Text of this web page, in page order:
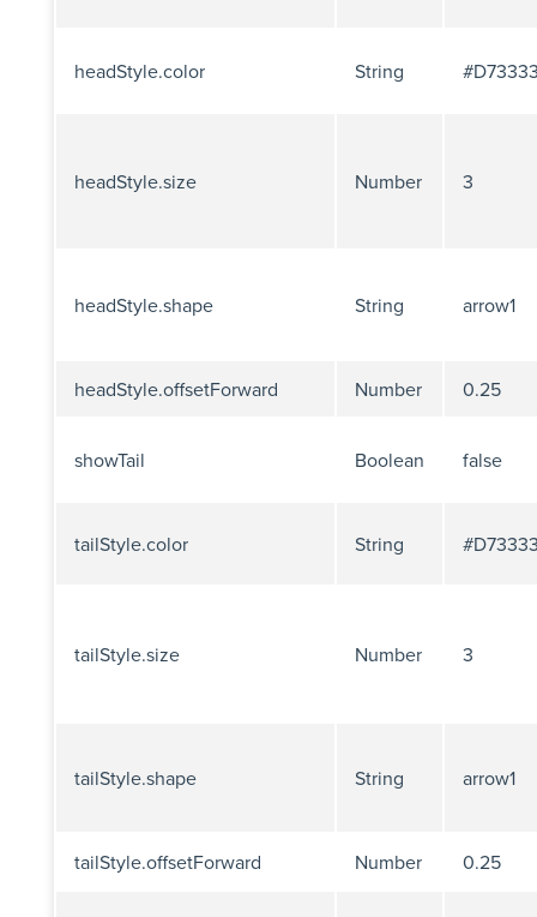
headStyle.color String
headStyle.size Number 3
headStyle.shape String arrow1
headStyle.offsetForward Number 0.25
showTail Boolean false
tailStyle.color String
tailStyle.size Number 3
tailStyle.shape String arrow1
tailStyle.offsetForward Number 0.25